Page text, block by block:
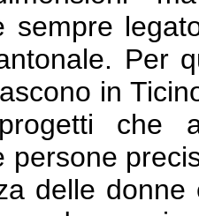
sempre
Per
in
che
persone
delle